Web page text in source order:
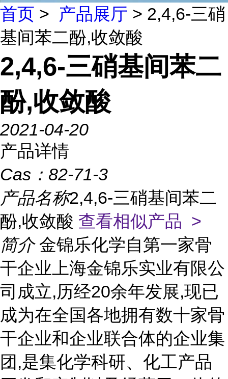
首页 > 产品展厅 > 2,4,6-三硝
基间苯二酚,收敛酸
2,4,6-三硝基间苯二
酚,收敛酸
2021-04-20
产品详情
Cas： 82-71-3
产品名称2,4,6-三硝基间苯二
酚,收敛酸 查看相似产品 >
简介 金锦乐化学自第一家骨
干企业上海金锦乐实业有限公
司成立,历经20余年发展,现已
成为在全国各地拥有数十家骨
干企业和企业联合体的企业集
团,是集化学科研、化工产品